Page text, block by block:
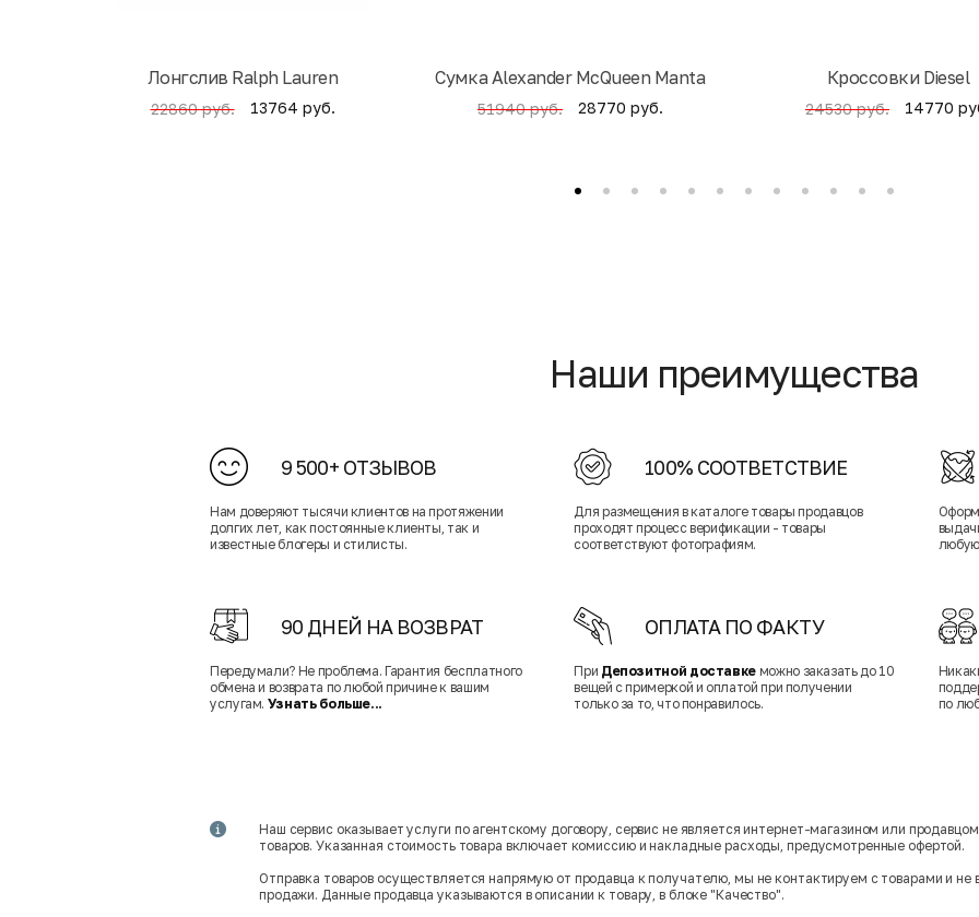
Лонгслив Ralph Lauren
22860 руб. 13764 руб.
Cумка Alexander McQueen Manta
51940 руб. 28770 руб.
Кроссовки Diesel
24530 руб. 14770
Наши преимущества
9 500+ ОТЗЫВОВ
Нам доверяют тысячи клиентов на протяжении
долгих лет, как постоянные клиенты, так и
известные блогеры и стилисты.
100% СООТВЕТСТВИЕ
Для размещения в каталоге товары продавцов
проходят процесс верификации - товары
соответствуют фотографиям.
90 ДНЕЙ НА ВОЗВРАТ
Передумали? Не проблема. Гарантия бесплатного
обмена и возврата по любой причине к вашим
услугам. Узнать больше...
ОПЛАТА ПО ФАКТУ
При Депозитной доставке можно заказать до 10
вещей с примеркой и оплатой при получении
только за то, что понравилось.
по
Наш сервис оказывает услуги по агентскому договору, сервис не является интернет-магазином или
товаров. Указанная стоимость товара включает комиссию и накладные расходы, предусмотренные офертой.
Отправка товаров осуществляется напрямую от продавца к получателю, мы не контактируем с товарами и
продажи. Данные продавца указываются в описании к товару, в блоке "Качество".